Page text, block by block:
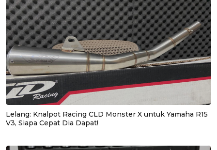
Lelang: Knalpot Racing CLD Monster X untuk Yamaha R15
V3, Siapa Cepat Dia Dapat!